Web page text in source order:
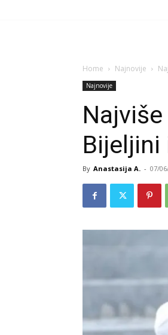
Home Najnovije
Najnovije
Bijeljini
By Anastasija A. - 07/